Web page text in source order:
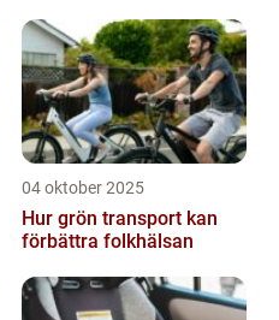
04 oktober 2025
Hur grön transport kan
förbättra folkhälsan